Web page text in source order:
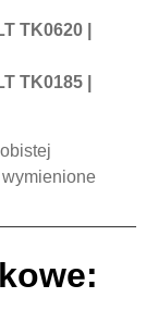
TK0620 |
TK0185 |
wymienione